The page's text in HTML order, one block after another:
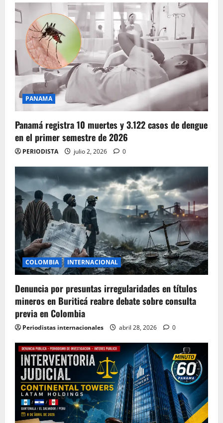
PANAMA
Panamá registra 10 muertes y 3.122 casos de dengue
en el primer semestre de 2026
PERIODISTA julio 2, 2026 0
COLOMBIA INTERNACIONAL
Denuncia por presuntas irregularidades en títulos
mineros en Buriticá reabre debate sobre consulta
previa en Colombia
Periodistas internacionales abril 28, 2026 0